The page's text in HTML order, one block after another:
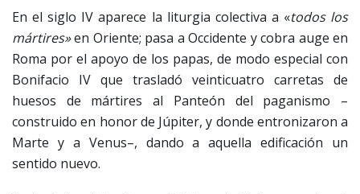
En el siglo IV aparece la liturgia colectiva a «todos los
mártires»en Oriente; pasa a Occidente y cobra auge en
Roma por el apoyo de los papas, de modo especial con
Bonifacio IV que trasladó veinticuatro carretas de
huesos de mártires al Panteón del paganismo –
construido en honor de Júpiter, y donde entronizaron a
Marte y a Venus–, dando a aquella edificación un
sentido nuevo.